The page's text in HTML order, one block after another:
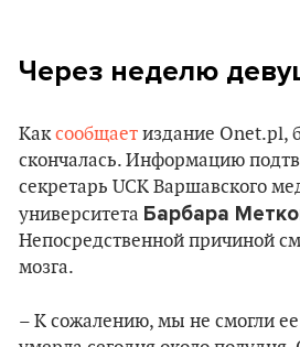
Через неделю
Каксообщает издание Onet.pl,
скончалась. Информацию
секретарь UCK Варшавского
университета Барбара
Непосредственной причиной
мозга.
– К сожалению, мы не смогли